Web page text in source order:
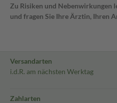
Zu Risiken und Nebenwirkungen
und fragen Sie Ihre Ärztin, Ihren
Versandarten
i.d.R. am nächsten Werktag
Zahlarten